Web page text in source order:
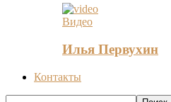
Видео
Илья Первухин
Контакты